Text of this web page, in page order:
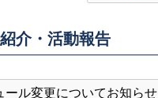
介・活動報告
ール変更についてお知らせ